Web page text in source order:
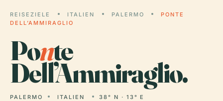
REISEZIELE ITALIEN PALERMO
PONTE
DELL’AMMIRAGLIO
Ponte
Dell’Ammiraglio.
PALERMO ITALIEN 38° N · 13° E